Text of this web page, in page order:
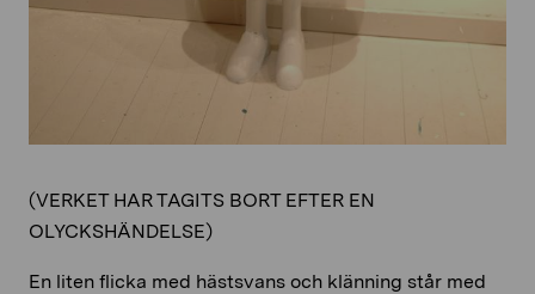
(VERKET HAR TAGITS BORT EFTER EN
OLYCKSHÄNDELSE)
En liten flicka med hästsvans och klänning står med